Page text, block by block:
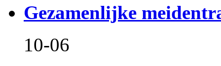
Gezamenlijke
10-06